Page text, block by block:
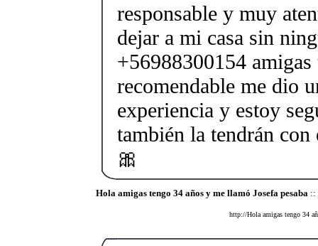
responsable y muy
dejar a mi casa sin
+56988300154 amigas
recomendable me dio
experiencia y estoy
también la tendrán
🎀
Hola amigas tengo 34 años y me llamó Josefa pesaba ::
http://Hola amigas tengo 34